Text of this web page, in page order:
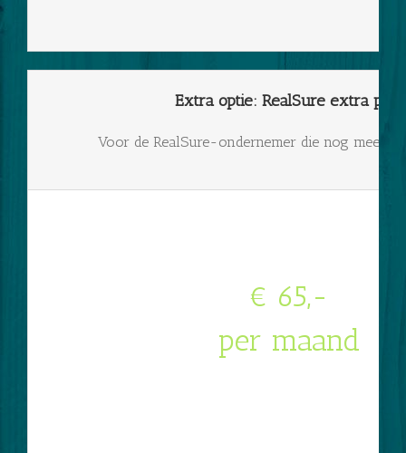
Extra optie: RealSure extra plek
Voor de RealSure-ondernemer die nog meer
€ 65,-
per maand